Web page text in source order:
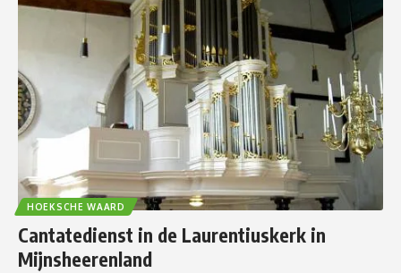
HOEKSCHE WAARD
Cantatedienst in de Laurentiuskerk in
Mijnsheerenland